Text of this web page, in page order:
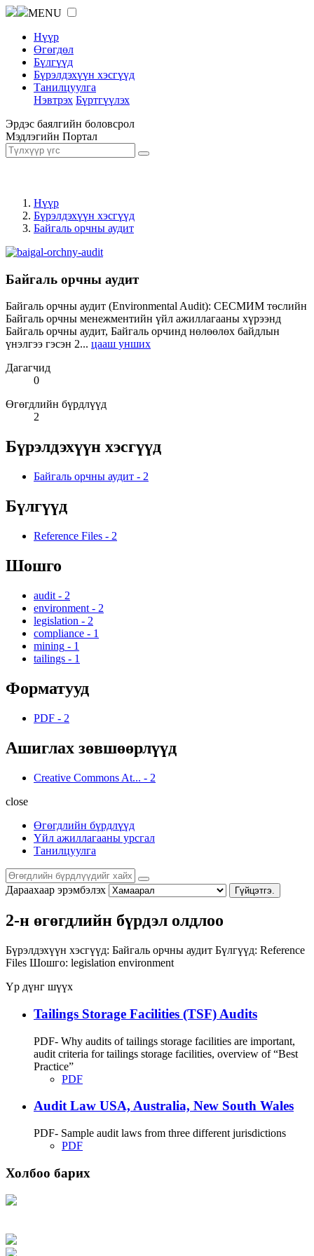
MENU
Нүүр
Өгөгдөл
Бүлгүүд
Бүрэлдэхүүн хэсгүүд
Танилцуулга
Нэвтрэх Бүртгүүлэх
Эрдэс баялгийн боловсрол
Мэдлэгийн Портал
Нүүр
Бүрэлдэхүүн хэсгүүд
Байгаль орчны аудит
Байгаль орчны аудит
Байгаль орчны аудит (Environmental Audit): СЕСМИМ төслийн
Байгаль орчны менежментийн үйл ажиллагааны хүрээнд
Байгаль орчны аудит, Байгаль орчинд нөлөөлөх байдлын
үнэлгээ гэсэн 2... цааш унших
Дагагчид
0
Өгөгдлийн бүрдлүүд
2
Бүрэлдэхүүн хэсгүүд
Байгаль орчны аудит - 2
Бүлгүүд
Reference Files - 2
Шошго
audit - 2
environment - 2
legislation - 2
compliance - 1
mining - 1
tailings - 1
Форматууд
PDF - 2
Ашиглах зөвшөөрлүүд
Creative Commons At... - 2
close
Өгөгдлийн бүрдлүүд
Үйл ажиллагааны урсгал
Танилцуулга
Дараахаар эрэмбэлэх Гүйцэтгэ.
2-н өгөгдлийн бүрдэл олдлоо
Бүрэлдэхүүн хэсгүүд: Байгаль орчны аудит Бүлгүүд: Reference
Files Шошго: legislation environment
Үр дүнг шүүх
Tailings Storage Facilities (TSF) Audits
PDF- Why audits of tailings storage facilities are important,
audit criteria for tailings storage facilities, overview of “Best
Practice”
PDF
Audit Law USA, Australia, New South Wales
PDF- Sample audit laws from three different jurisdictions
PDF
Холбоо барих